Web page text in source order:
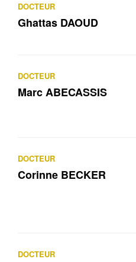
DOCTEUR
Ghattas DAOUD
DOCTEUR
Marc ABECASSIS
DOCTEUR
Corinne BECKER
DOCTEUR